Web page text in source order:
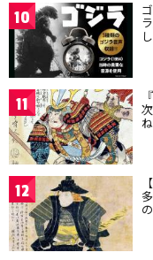
10
11
12